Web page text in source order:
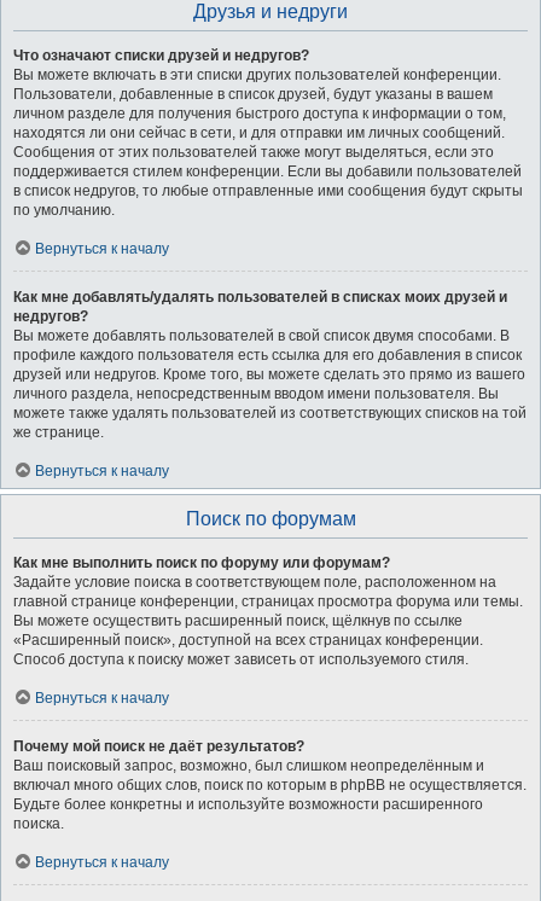
Друзья и недруги
Что означают списки друзей и недругов?
Вы можете включать в эти списки других пользователей конференции.
Пользователи, добавленные в список друзей, будут указаны в вашем
личном разделе для получения быстрого доступа к информации о том,
находятся ли они сейчас в сети, и для отправки им личных сообщений.
Сообщения от этих пользователей также могут выделяться, если это
поддерживается стилем конференции. Если вы добавили пользователей
в список недругов, то любые отправленные ими сообщения будут скрыты
по умолчанию.
Вернуться к началу
Как мне добавлять/удалять пользователей в списках моих друзей и
недругов?
Вы можете добавлять пользователей в свой список двумя способами. В
профиле каждого пользователя есть ссылка для его добавления в список
друзей или недругов. Кроме того, вы можете сделать это прямо из вашего
личного раздела, непосредственным вводом имени пользователя. Вы
можете также удалять пользователей из соответствующих списков на той
же странице.
Вернуться к началу
Поиск по форумам
Как мне выполнить поиск по форуму или форумам?
Задайте условие поиска в соответствующем поле, расположенном на
главной странице конференции, страницах просмотра форума или темы.
Вы можете осуществить расширенный поиск, щёлкнув по ссылке
«Расширенный поиск», доступной на всех страницах конференции.
Способ доступа к поиску может зависеть от используемого стиля.
Вернуться к началу
Почему мой поиск не даёт результатов?
Ваш поисковый запрос, возможно, был слишком неопределённым и
включал много общих слов, поиск по которым в phpBB не осуществляется.
Будьте более конкретны и используйте возможности расширенного
поиска.
Вернуться к началу